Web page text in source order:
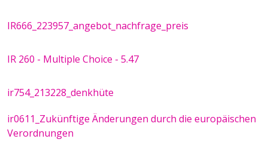
IR666_223957_angebot_nachfrage_preis
IR 260 - Multiple Choice - 5.47
ir754_213228_denkhüte
ir0611_Zukünftige Änderungen durch die europäischen
Verordnungen